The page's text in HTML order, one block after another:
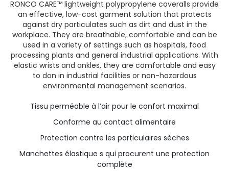
RONCO CARE™ lightweight polypropylene coveralls provide
an effective, low-cost garment solution that protects
against dry particulates such as dirt and dust in the
workplace. They are breathable, comfortable and can be
used in a variety of settings such as hospitals, food
processing plants and general industrial applications. With
elastic wrists and ankles, they are comfortable and easy
to don in industrial facilities or non-hazardous
environmental management scenarios.
Tissu perméable à l’air pour le confort maximal
Conforme au contact alimentaire
Protection contre les particulaires sèches
Manchettes élastique s qui procurent une protection
complète